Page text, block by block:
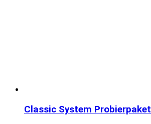
Classic System Probierpaket